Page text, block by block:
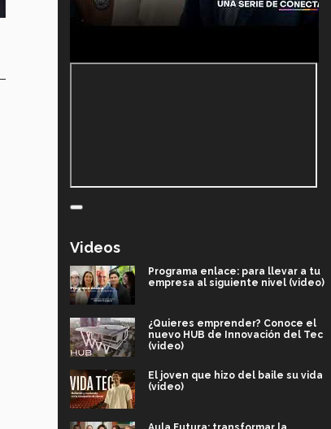
Videos
Programa enlace: para llevar a tu
empresa al siguiente nivel (video)
¿Quieres emprender? Conoce el
nuevo HUB de Innovación del Tec
(video)
El joven que hizo del baile su vida
(video)